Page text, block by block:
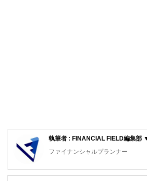
執筆者 : FINANCIAL FIELD編集部
ファイナンシャルプランナー
FinancialField編集部は、金融、経